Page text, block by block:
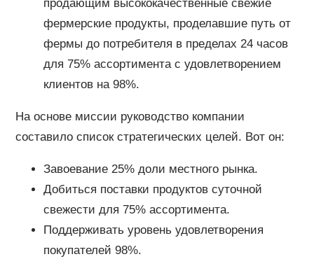
продающим высококачественные свежие
фермерские продукты, проделавшие путь от
фермы до потребителя в пределах 24 часов
для 75% ассортимента с удовлетворением
клиентов на 98%.
На основе миссии руководство компании
составило список стратегических целей. Вот он:
Завоевание 25% доли местного рынка.
Добиться поставки продуктов суточной
свежести для 75% ассортимента.
Поддерживать уровень удовлетворения
покупателей 98%.